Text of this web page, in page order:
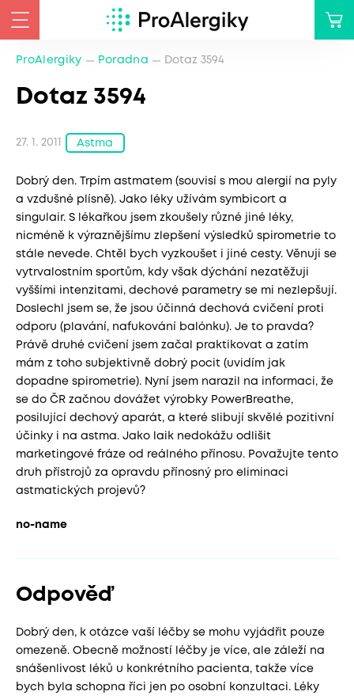
ProAlergiky Poradna Dotaz 3594
Dotaz 3594
27. 1. 2011 Astma
Dobrý den. Trpím astmatem (souvisí s mou alergií na pyly
a vzdušné plísně). Jako léky užívám symbicort a
singulair. S lékařkou jsem zkoušely různé jiné léky,
nicméně k výraznějšímu zlepšení výsledků spirometrie to
stále nevede. Chtěl bych vyzkoušet i jiné cesty. Věnuji se
vytrvalostním sportům, kdy však dýchání nezatěžuji
vyššími intenzitami, dechové parametry se mi nezlepšují.
Doslechl jsem se, že jsou účinná dechová cvičení proti
odporu (plavání, nafukování balónku). Je to pravda?
Právě druhé cvičení jsem začal praktikovat a zatím
mám z toho subjektivně dobrý pocit (uvidím jak
dopadne spirometrie). Nyní jsem narazil na informaci, že
se do ČR začnou dovážet výrobky PowerBreathe,
posilující dechový aparát, a které slibují skvělé pozitivní
účinky i na astma. Jako laik nedokážu odlišit
marketingové fráze od reálného přínosu. Považujte tento
druh přístrojů za opravdu přínosný pro eliminaci
astmatických projevů?
no-name
Odpověď
Dobrý den, k otázce vaší léčby se mohu vyjádřit pouze
omezeně. Obecně možností léčby je více, ale záleží na
snášenlivost léků u konkrétního pacienta, takže více
bych byla schopna říci jen po osobní konzultaci. Léky